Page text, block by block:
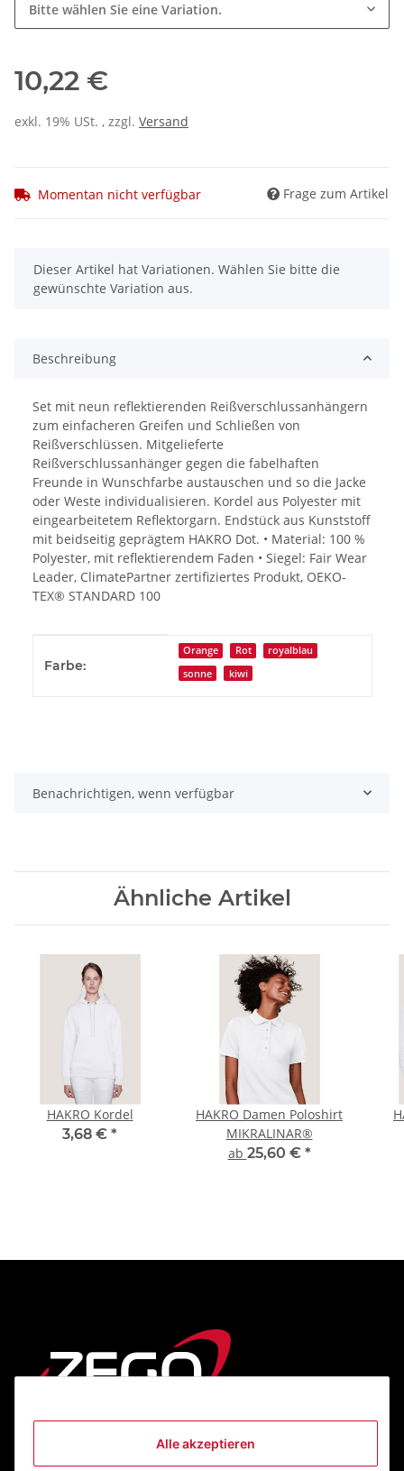
Alle akzeptieren
Bitte wählen Sie eine Variation.
10,22 €
exkl. 19% USt. , zzgl. Versand
Momentan nicht verfügbar Frage zum Artikel
x
Dieser Artikel hat Variationen. Wählen Sie bitte die
gewünschte Variation aus.
Beschreibung
Set mit neun reflektierenden Reißverschlussanhängern
zum einfacheren Greifen und Schließen von
Reißverschlüssen. Mitgelieferte
Reißverschlussanhänger gegen die fabelhaften
Freunde in Wunschfarbe austauschen und so die Jacke
oder Weste individualisieren. Kordel aus Polyester mit
eingearbeitetem Reflektorgarn. Endstück aus Kunststoff
mit beidseitig geprägtem HAKRO Dot. • Material: 100 %
Polyester, mit reflektierendem Faden • Siegel: Fair Wear
Leader, ClimatePartner zertifiziertes Produkt, OEKO-
TEX® STANDARD 100
Farbe:
Orange Rot
royalblau
sonne
kiwi
Benachrichtigen, wenn verfügbar
Ähnliche Artikel
HAKRO Kordel
3,68 € *
HAKRO Damen Poloshirt
MIKRALINAR®
ab 25,60 € *
Informationen